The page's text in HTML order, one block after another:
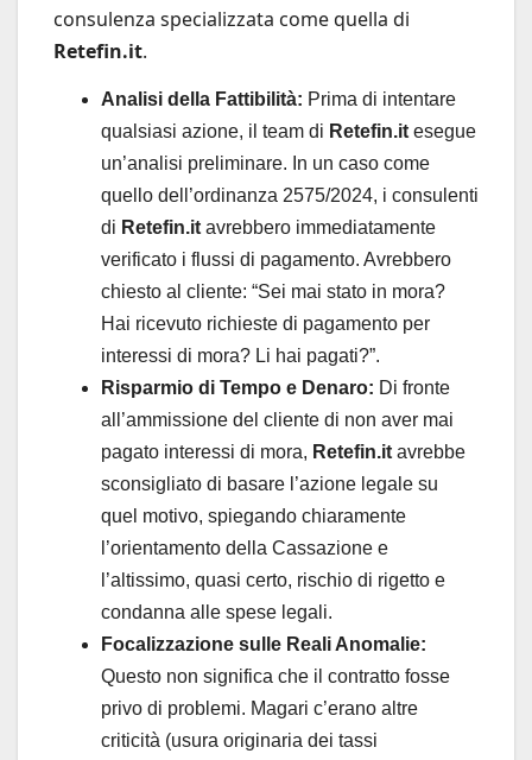
consulenza specializzata come quella di
Retefin.it.
Analisi della Fattibilità: Prima di intentare
qualsiasi azione, il team di Retefin.it esegue
un’analisi preliminare. In un caso come
quello dell’ordinanza 2575/2024, i consulenti
di Retefin.it avrebbero immediatamente
verificato i flussi di pagamento. Avrebbero
chiesto al cliente: “Sei mai stato in mora?
Hai ricevuto richieste di pagamento per
interessi di mora? Li hai pagati?”.
Risparmio di Tempo e Denaro: Di fronte
all’ammissione del cliente di non aver mai
pagato interessi di mora, Retefin.it avrebbe
sconsigliato di basare l’azione legale su
quel motivo, spiegando chiaramente
l’orientamento della Cassazione e
l’altissimo, quasi certo, rischio di rigetto e
condanna alle spese legali.
Focalizzazione sulle Reali Anomalie:
Questo non significa che il contratto fosse
privo di problemi. Magari c’erano altre
criticità (usura originaria dei tassi